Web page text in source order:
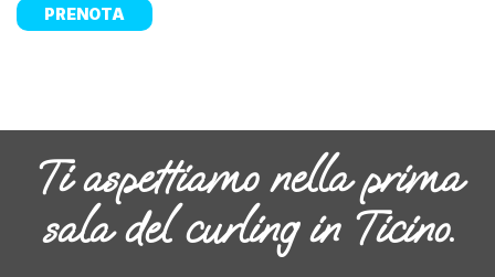
PRENOTA
Ti aspettiamo nella prima
sala del curling in Ticino.